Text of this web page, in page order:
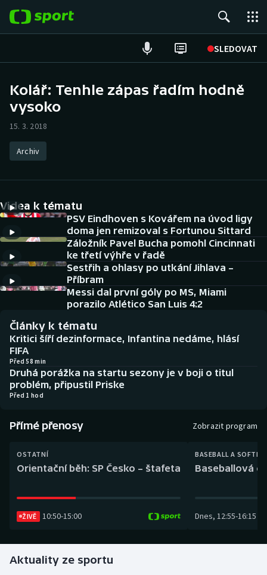
SLEDOVAT
Hokej
Atletika
DALŠÍ SPORTY
Americký fotbal
Baseball a softbal
Biatlon
Boby a skeleton
Box
Curling
Dostihy
Gymnastika
NEPŘEHLÉDNĚTE
Historické návraty
Aplikace ČT sport
AZ kvíz
Kolář: Tenhle zápas řadím hodně
vysoko
15. 3. 2018
Archiv
Videa k tématu
PSV Eindhoven s Kovářem na úvod ligy
doma jen remizoval s Fortunou Sittard
Záložník Pavel Bucha pomohl Cincinnati
ke třetí výhře v řadě
Sestřih a ohlasy po utkání Jihlava –
Příbram
Messi dal první góly po MS, Miami
porazilo Atlético San Luis 4:2
Články k tématu
Kritici šíří dezinformace, Infantina nedáme, hlásí
FIFA
Před 58 min
Druhá porážka na startu sezony je v boji o titul
problém, připustil Priske
Před 1 hod
Přímé přenosy Zobrazit program
OSTATNÍ
Orientační běh: SP Česko – štafeta
ŽIVĚ 10:50-15:00
BASEBALL A
Baseballová
Dnes, 12:55-16:15
Aktuality ze sportu